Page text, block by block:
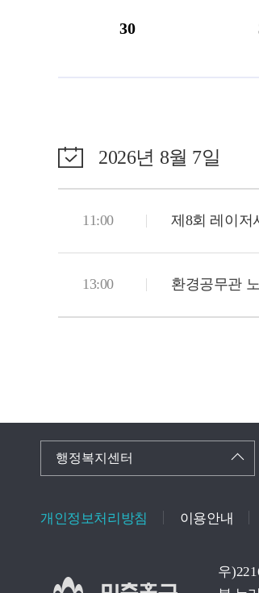
30
2026년 8월 7일
11:00 제8회 레이저
13:00 환경공무관
행정복지센터
개인정보처리방침 이용안내
우